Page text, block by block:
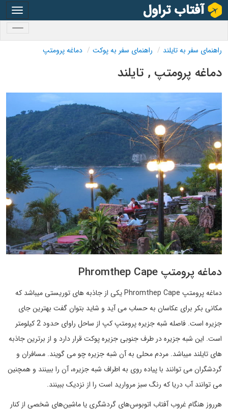
راهنمای سفر به تایلند راهنمای سفر به پوکت دماغه پرومتپ
دماغه پرومتپ , تایلند
دماغه پرومتپ Phromthep Cape
دماغه پرومتپ Phromthep Cape یکی از جاذبه های توریستی میباشد که
مکانی بکر برای عکاسان به حساب می آید و شاید بتوان گفت بهترین جای
جزیره است. فاصله شبه جزیره پرومتپ کپ از ساحل راوای حدود 2 کیلومتر
است. این شبه جزیره در طرف جنوبی جزیره پوکت قرار دارد و از برترین جاذبه
های تایلند میباشد. مردم محلی به آن شبه جزیره چو می گویند. مسافران و
گردشگران می توانند با پیاده روی به اطراف شبه جزیره، آن را ببینند و همچنین
می توانند آب دریا که رنگ سبز مروارید است را از نزدیک ببینند.
هرروز هنگام غروب آفتاب اتوبوس‌های گردشگری یا ماشین‌های شخصی از کنار